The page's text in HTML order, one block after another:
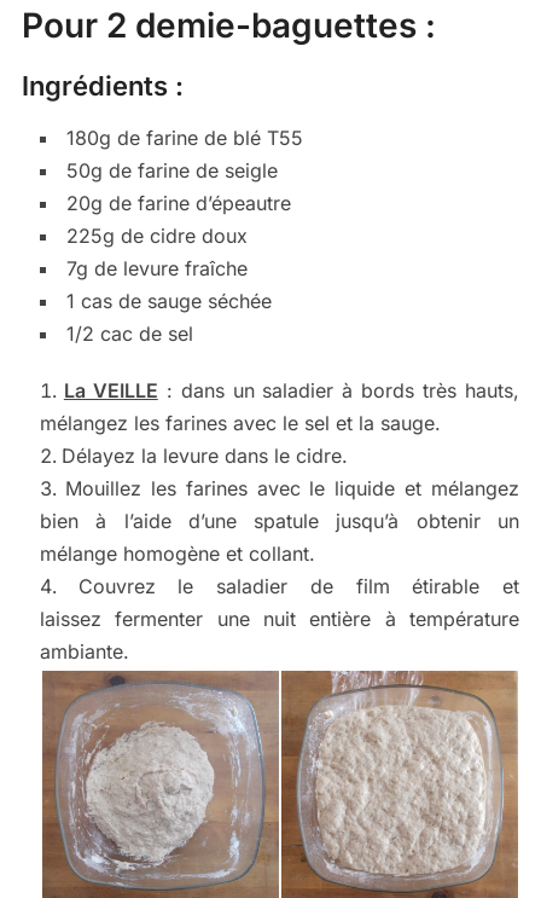
Pour 2 demie-baguettes :
Ingrédients :
180g de farine de blé T55
50g de farine de seigle
20g de farine d’épeautre
225g de cidre doux
7g de levure fraîche
1 cas de sauge séchée
1/2 cac de sel
La VEILLE : dans un saladier à bords très hauts,
mélangez les farines avec le sel et la sauge.
Délayez la levure dans le cidre.
Mouillez les farines avec le liquide et mélangez
bien à l’aide d’une spatule jusqu’à obtenir un
mélange homogène et collant.
Couvrez le saladier de film étirable et
laissez fermenter une nuit entière à température
ambiante.